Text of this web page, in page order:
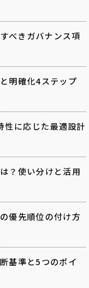
べきガバナンス項
明確化4ステップ
性に応じた最適設計
？使い分けと活用
優先順位の付け方
基準と5つのポイ